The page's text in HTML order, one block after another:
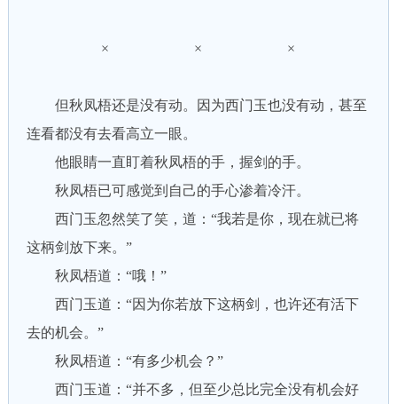
× × ×
但秋凤梧还是没有动。因为西门玉也没有动，甚至
连看都没有去看高立一眼。
他眼睛一直盯着秋凤梧的手，握剑的手。
秋凤梧已可感觉到自己的手心渗着冷汗。
西门玉忽然笑了笑，道：“我若是你，现在就已将
这柄剑放下来。”
秋凤梧道：“哦！”
西门玉道：“因为你若放下这柄剑，也许还有活下
去的机会。”
秋凤梧道：“有多少机会？”
西门玉道：“并不多，但至少总比完全没有机会好